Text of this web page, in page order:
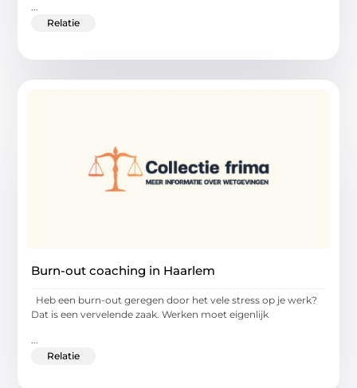
...
Relatie
Burn-out coaching in Haarlem
Heb een burn-out geregen door het vele stress op je werk?
Dat is een vervelende zaak. Werken moet eigenlijk
...
Relatie